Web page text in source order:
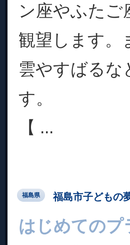
ン座やふたご
観望します。
雲やすばるな
す。
【 ...
福島県 福島市子どもの
はじめての